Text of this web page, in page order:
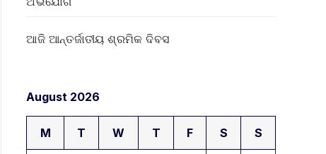
ଆଜି ଆନ୍ତର୍ଜାତୀୟ ଶ୍ରମିକ ଦିବସ
August 2026
M T W T F S S